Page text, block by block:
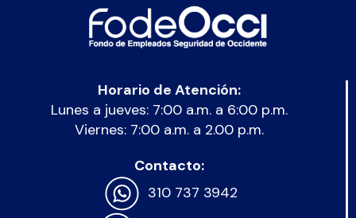
Horario de Atención:
Lunes a jueves: 7:00 a.m. a 6:00 p.m.
Viernes: 7:00 a.m. a 2.00 p.m.
Contacto:
310 737 3942